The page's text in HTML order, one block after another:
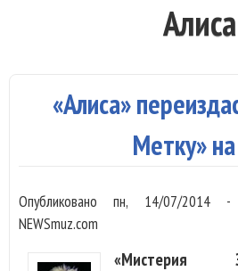
Алиса
«Алиса»
Метку»
Опубликованопн, 14/07/2014 -
NEWSmuz.com
«Мистерия